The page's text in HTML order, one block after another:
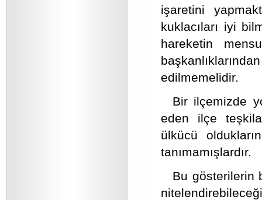
işaretini
kuklacıları iyi
hareketin
edilmemelidir.
Bir ilçemizde
eden ilçe
ülkücü
tanımamışlardır.
Bu gösterilerin